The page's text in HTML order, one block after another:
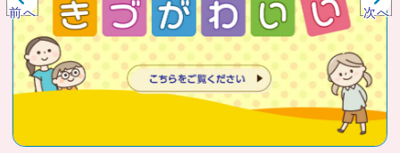
前へ 次へ